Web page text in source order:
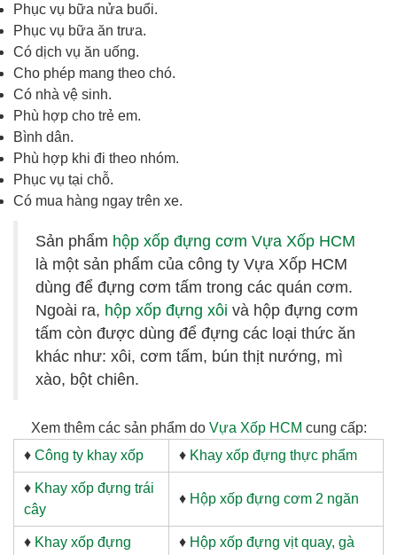
Phục vụ bữa nửa buổi.
Phục vụ bữa ăn trưa.
Có dịch vụ ăn uống.
Cho phép mang theo chó.
Có nhà vệ sinh.
Phù hợp cho trẻ em.
Bình dân.
Phù hợp khi đi theo nhóm.
Phục vụ tại chỗ.
Có mua hàng ngay trên xe.
Sản phẩm hộp xốp đựng cơm Vựa Xốp HCM
là một sản phẩm của công ty Vựa Xốp HCM
dùng để đựng cơm tấm trong các quán cơm.
Ngoài ra, hộp xốp đựng xôi và hộp đựng cơm
tấm còn được dùng để đựng các loại thức ăn
khác như: xôi, cơm tấm, bún thịt nướng, mì
xào, bột chiên.
Xem thêm các sản phẩm do Vựa Xốp HCM cung cấp:
♦ Công ty khay xốp ♦ Khay xốp đựng thực phẩm
♦ Khay xốp đựng trái
cây
♦ Hộp xốp đựng cơm 2 ngăn
♦ Khay xốp đựng
♦ Hộp xốp đựng vịt quay, gà